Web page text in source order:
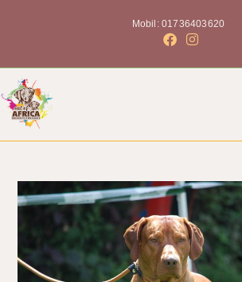
Mobil: 01736403620